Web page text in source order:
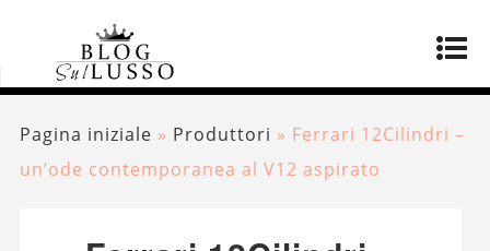
Pagina iniziale » Produttori » Ferrari 12Cilindri –
un’ode contemporanea al V12 aspirato